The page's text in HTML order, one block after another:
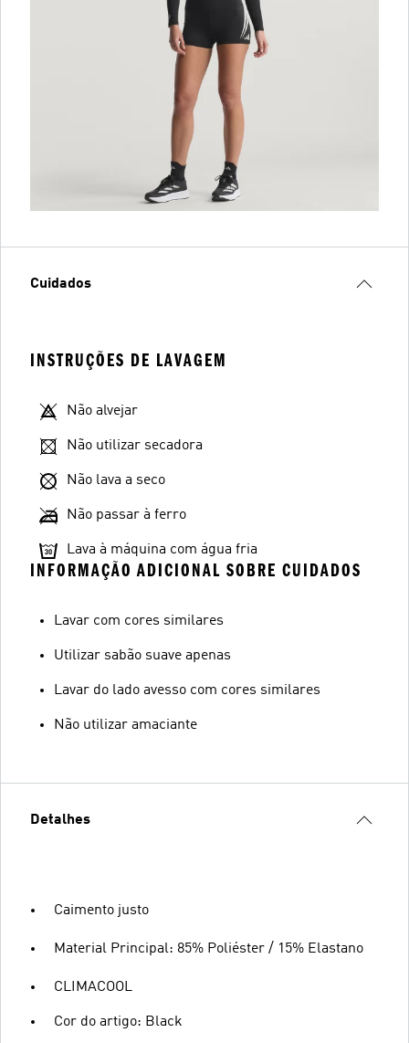
Cuidados
INSTRUÇÕES DE LAVAGEM
Não alvejar
Não utilizar secadora
Não lava a seco
Não passar à ferro
Lava à máquina com água fria
INFORMAÇÃO ADICIONAL SOBRE CUIDADOS
Lavar com cores similares
Utilizar sabão suave apenas
Lavar do lado avesso com cores similares
Não utilizar amaciante
Detalhes
Caimento justo
Material Principal: 85% Poliéster / 15% Elastano
CLIMACOOL
Cor do artigo: Black